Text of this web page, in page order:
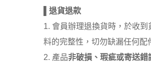
退貨退款
1. 會員辦理退換貨時，於收
料的完整性，切勿缺漏任何配
2. 產品非破損、瑕疵或寄送錯